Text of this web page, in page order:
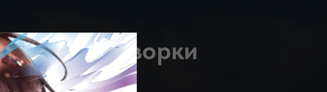
и поговорки